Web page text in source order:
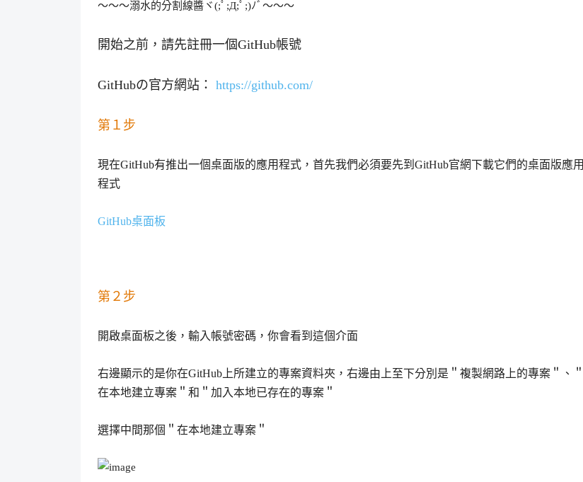
～～～溺水的分割線醬ヾ(;ﾟ;Д;ﾟ;)ﾉﾞ～～～
開始之前，請先註冊一個GitHub帳號
GitHubの官方網站： https://github.com/
第１步
現在GitHub有推出一個桌面版的應用程式，首先我們必須要先到GitHub官網下載它們的桌面版應用
程式
GitHub桌面板
第２步
開啟桌面板之後，輸入帳號密碼，你會看到這個介面
右邊顯示的是你在GitHub上所建立的專案資料夾，右邊由上至下分別是＂複製網路上的專案＂、＂
在本地建立專案＂和＂加入本地已存在的專案＂
選擇中間那個＂在本地建立專案＂